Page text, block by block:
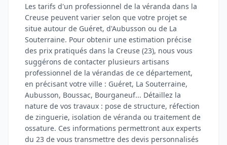
Les tarifs d'un professionnel de la véranda dans la
Creuse peuvent varier selon que votre projet se
situe autour de Guéret, d'Aubusson ou de La
Souterraine. Pour obtenir une estimation précise
des prix pratiqués dans la Creuse (23), nous vous
suggérons de contacter plusieurs artisans
professionnel de la vérandas de ce département,
en précisant votre ville : Guéret, La Souterraine,
Aubusson, Boussac, Bourganeuf... Détaillez la
nature de vos travaux : pose de structure, réfection
de zinguerie, isolation de véranda ou traitement de
ossature. Ces informations permettront aux experts
du 23 de vous transmettre des devis personnalisés